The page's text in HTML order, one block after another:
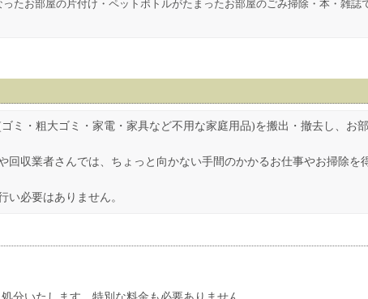
たお部屋の片付け・ペットボトルがたまったお部屋のごみ掃除・本・雑誌
ミ・粗大ゴミ・家電・家具など不用な家庭用品)を搬出・撤去し、お
収業者さんでは、ちょっと向かない手間のかかるお仕事やお掃除を
必要はありません。